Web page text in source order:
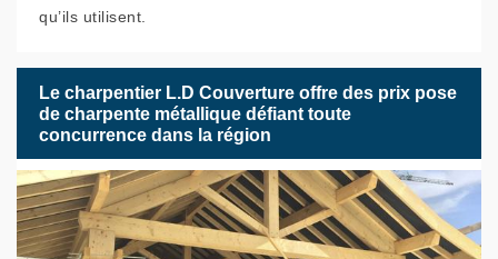
qu’ils utilisent.
Le charpentier L.D Couverture offre des prix pose
de charpente métallique défiant toute
concurrence dans la région